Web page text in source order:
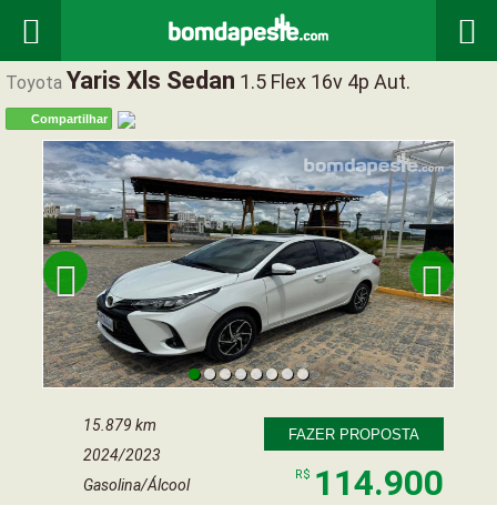
 
Toyota Yaris Xls Sedan 1.5 Flex 16v 4p Aut.
Compartilhar
 
15.879 km
2024/2023
Gasolina/Álcool
FAZER PROPOSTA
R$ 114.900